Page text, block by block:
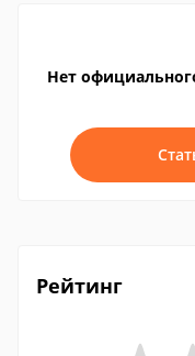
Нет
Рейтинг